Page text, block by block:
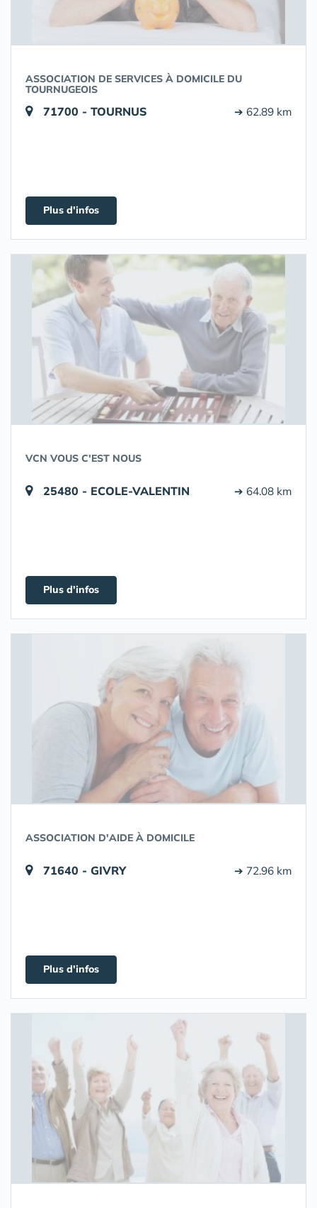
ASSOCIATION DE SERVICES À DOMICILE DU
TOURNUGEOIS
71700 - TOURNUS ➔ 62.89 km
Plus d'infos
VCN VOUS C'EST NOUS
25480 - ECOLE-VALENTIN ➔ 64.08 km
Plus d'infos
ASSOCIATION D'AIDE À DOMICILE
71640 - GIVRY ➔ 72.96 km
Plus d'infos